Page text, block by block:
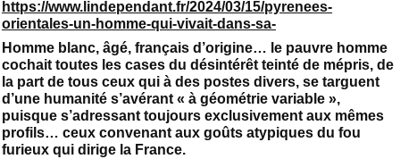
https://www.lindependant.fr/2024/03/15/pyrenees-
orientales-un-homme-qui-vivait-dans-sa-
Homme blanc, âgé, français d’origine… le pauvre homme
cochait toutes les cases du désintérêt teinté de mépris, de
la part de tous ceux qui à des postes divers, se targuent
d’une humanité s’avérant « à géométrie variable »,
puisque s’adressant toujours exclusivement aux mêmes
profils… ceux convenant aux goûts atypiques du fou
furieux qui dirige la France.